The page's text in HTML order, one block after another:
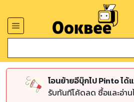
โอนย้ายอีบุ๊กไป Pinto ได้
รับทันทีโค้ดลด ซื้อและอ่า